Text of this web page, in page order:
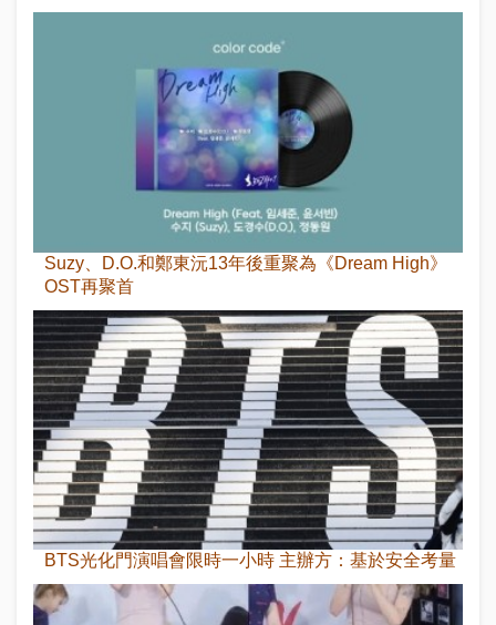
Suzy、D.O.和鄭東沅13年後重聚為《Dream High》
OST再聚首
BTS光化門演唱會限時一小時 主辦方：基於安全考量